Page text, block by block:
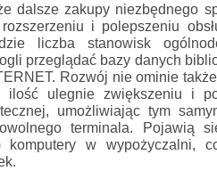
dalsze zakupy niezbędnego
i polepszeniu
liczba stanowisk
przeglądać bazy danych
Rozwój nie ominie
ilość ulegnie zwiększeniu i
umożliwiając tym
terminala. Pojawią
komputery w wypożyczalni,